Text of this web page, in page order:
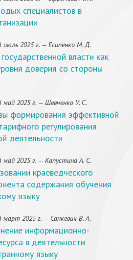
специалистов в
2025 г. — Есипенко М. Д.
власти как
доверия со стороны
2025 г. — Шевченко У. С.
формирования эффективной
регулирования
деятельности
2025 г. — Капустина А. С.
краеведческого
содержания обучения
языку
2025 г. — Санкевич В. А.
информационно-
в деятельности
языку